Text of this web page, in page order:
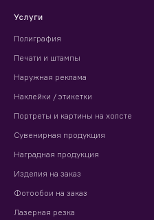
Услуги
Полиграфия
Печати и штампы
Наружная реклама
Наклейки / этикетки
Портреты и картины на холсте
Сувенирная продукция
Наградная продукция
Изделия на заказ
Фотообои на заказ
Лазерная резка